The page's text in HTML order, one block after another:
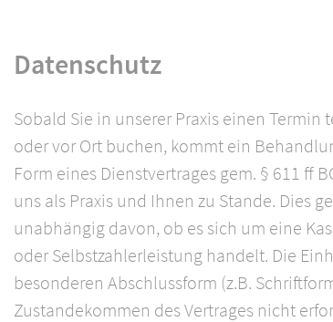
Datenschutz
Sobald Sie in unserer Praxis einen Termin
oder vor Ort buchen, kommt ein
Form eines Dienstvertrages gem. § 611 ff
uns als Praxis und Ihnen zu Stande. Dies
unabhängig davon, ob es sich um eine
oder Selbstzahlerleistung handelt. Die
besonderen Abschlussform (z.B.
Zustandekommen des Vertrages nicht